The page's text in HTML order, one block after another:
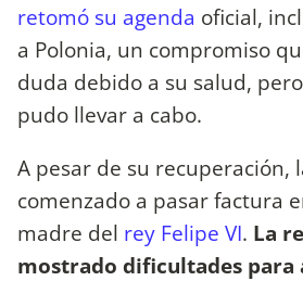
retomó su agenda oficial,
a Polonia, un compromiso
duda debido a su salud,
pudo llevar a cabo.
A pesar de su recuperación,
comenzado a pasar factura
madre del rey Felipe VI. La
mostrado dificultades